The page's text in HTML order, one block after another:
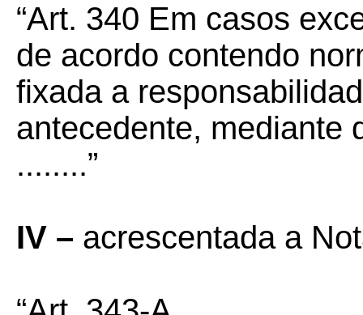
“Art. 340 Em casos
de acordo contendo
fixada a
antecedente, mediante
........”
IV – acrescentada a